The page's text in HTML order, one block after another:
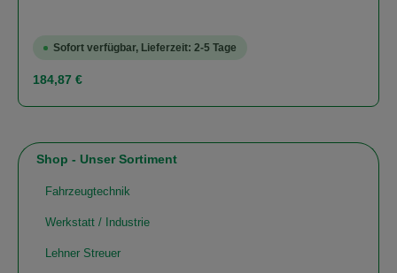
Shop - Unser Sortiment
Fahrzeugtechnik
Werkstatt / Industrie
Lehner Streuer
Sofort verfügbar, Lieferzeit: 2-5 Tage
Regulärer Preis:
184,87 €